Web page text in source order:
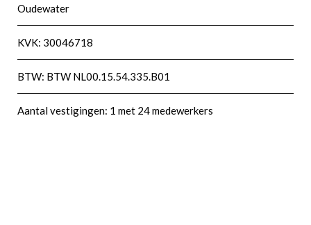
Oudewater
KVK: 30046718
BTW: BTW NL00.15.54.335.B01
Aantal vestigingen: 1 met 24 medewerkers